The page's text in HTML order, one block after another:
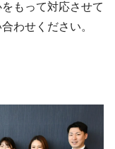
もって対応させて
わせください。